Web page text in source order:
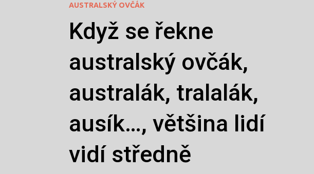
AUSTRALSKÝ OVČÁK
Když se řekne
australský ovčák,
australák, tralalák,
ausík…, většina lidí
vidí středně